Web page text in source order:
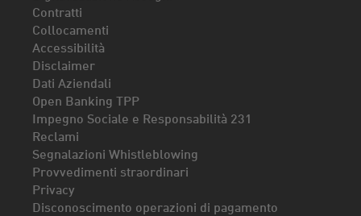
Contratti
Collocamenti
Accessibilità
Disclaimer
Dati Aziendali
Open Banking TPP
Impegno Sociale e Responsabilità 231
Reclami
Segnalazioni Whistleblowing
Provvedimenti straordinari
Privacy
Disconoscimento operazioni di pagamento